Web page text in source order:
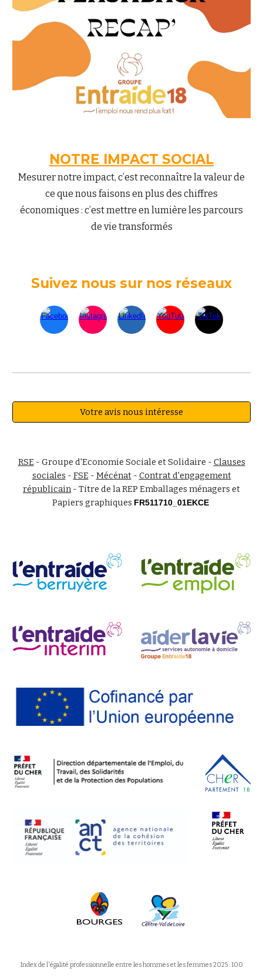
NOTRE IMPACT SOCIAL
Mesurer notre impact, c’est reconnaître la valeur de
ce que nous faisons en plus des chiffres
économiques : c’est mettre en lumière les parcours
de vie transformés
Suivez nous sur nos réseaux
Votre avis nous intéresse
RSE - Groupe d'Economie Sociale et Solidaire - Clauses
sociales - FSE - Mécénat- Contrat d'engagement
républicain - Titre de la REP Emballages ménagers et
Papiers graphiques FR511710_01EKCE
Index de l'égalité professionnelle entre les hommes et les femmes 2025 : 100